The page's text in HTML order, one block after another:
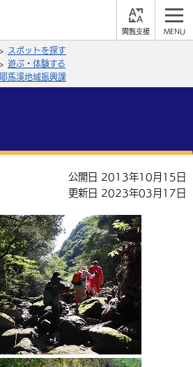
よみあげる
文字の大きさ
標準
言語を選択
中国語（簡体字）
韓国語（한국어）
保険・年金
健康・予防
住宅・インフラ
生涯学習・スポーツ・人権
外国人の方向け情報
産業・雇用
税金
子どもを預ける
健康・医療
計画・施策
スポットを探す
グルメ・食べる
市役所の紹介
スポットを探す
遊ぶ・体験する
耶馬溪地域振興課
公開日 2013年10月15日
更新日 2023年03月17日